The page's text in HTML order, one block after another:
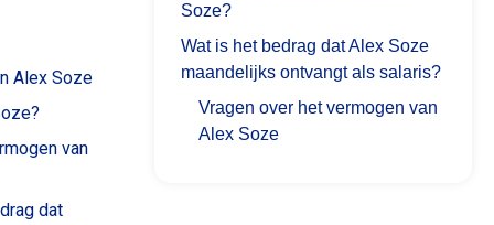
Alex Soze
van
dat
Soze?
Wat is het bedrag dat Alex Soze
maandelijks ontvangt als salaris?
Vragen over het vermogen van
Alex Soze